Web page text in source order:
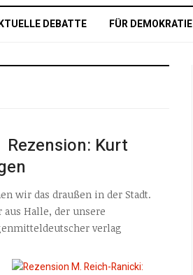
DEBATTE FÜR DEMOKRATIE
Rezension: Kurt
wir das draußen in der Stadt.
Halle, der unsere
verlag